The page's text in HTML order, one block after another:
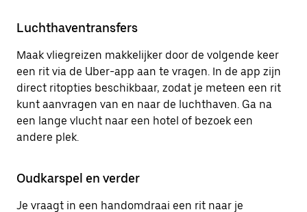
Luchthaventransfers
Maak vliegreizen makkelijker door de volgende keer
een rit via de Uber-app aan te vragen. In de app zijn
direct ritopties beschikbaar, zodat je meteen een rit
kunt aanvragen van en naar de luchthaven. Ga na
een lange vlucht naar een hotel of bezoek een
andere plek.
Oudkarspel en verder
Je vraagt in een handomdraai een rit naar je